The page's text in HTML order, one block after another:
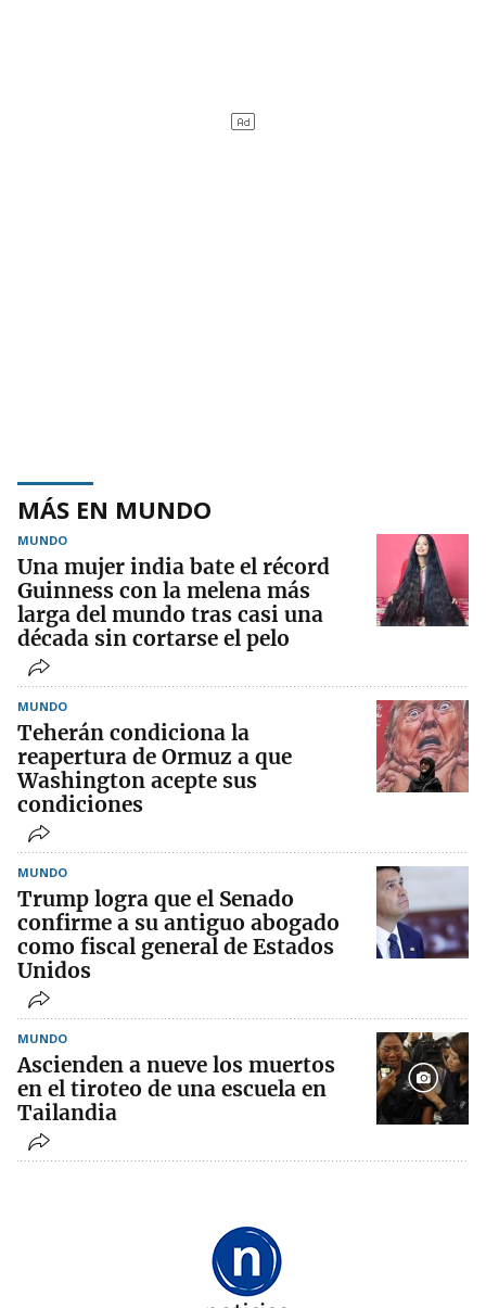
MÁS EN MUNDO
MUNDO
Una mujer india bate el récord
Guinness con la melena más
larga del mundo tras casi una
década sin cortarse el pelo
MUNDO
Teherán condiciona la
reapertura de Ormuz a que
Washington acepte sus
condiciones
MUNDO
Trump logra que el Senado
confirme a su antiguo abogado
como fiscal general de Estados
Unidos
MUNDO
Ascienden a nueve los muertos
en el tiroteo de una escuela en
Tailandia